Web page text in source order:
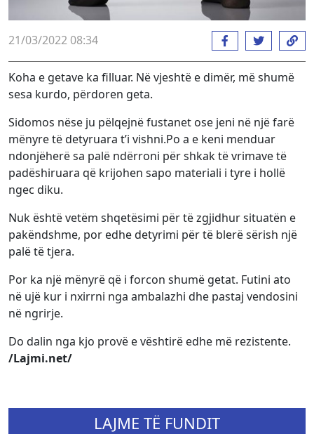
21/03/2022 08:34
Koha e getave ka filluar. Në vjeshtë e dimër, më shumë
sesa kurdo, përdoren geta.
Sidomos nëse ju pëlqejnë fustanet ose jeni në një farë
mënyre të detyruara t’i vishni.Po a e keni menduar
ndonjëherë sa palë ndërroni për shkak të vrimave të
padëshiruara që krijohen sapo materiali i tyre i hollë
ngec diku.
Nuk është vetëm shqetësimi për të zgjidhur situatën e
pakëndshme, por edhe detyrimi për të blerë sërish një
palë të tjera.
Por ka një mënyrë që i forcon shumë getat. Futini ato
në ujë kur i nxirrni nga ambalazhi dhe pastaj vendosini
në ngrirje.
Do dalin nga kjo provë e vështirë edhe më rezistente.
/Lajmi.net/
LAJME TË FUNDIT